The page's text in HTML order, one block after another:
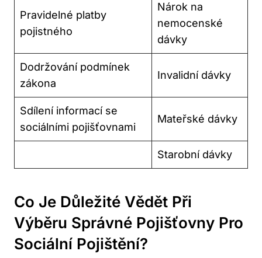
Pravidelné platby
pojistného
Nárok na
nemocenské
dávky
Dodržování podmínek
zákona
Invalidní dávky
Sdílení informací se
sociálními pojišťovnami
Mateřské dávky
Starobní dávky
Co Je Důležité Vědět Při
Výběru Správné Pojišťovny Pro
Sociální Pojištění?